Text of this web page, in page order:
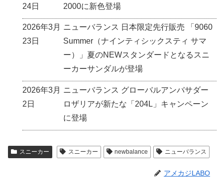
2000に新色登場
24日
ニューバランス 日本限定先行販売 「9060
Summer（ナインティシックスティ サマ
ー）」夏のNEWスタンダードとなるスニ
ーカーサンダルが登場
2026年3月
23日
ニューバランス グローバルアンバサダー
ロザリアが新たな「204L」キャンペーン
に登場
2026年3月
2日
スニーカー スニーカー newbalance ニューバランス
アメカジLABO